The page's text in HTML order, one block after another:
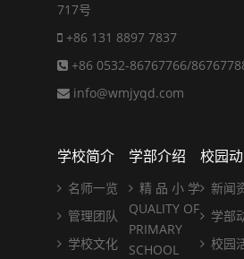
717号
+86 131 8897 7837
+86 0532-86767766/
info@wmjyqd.com
学校简介
名师一览
管理团队
学校文化
学部介绍
精 品 小 学
QUALITY OF
PRIMARY
SCHOOL
校园
新闻
学部
校园